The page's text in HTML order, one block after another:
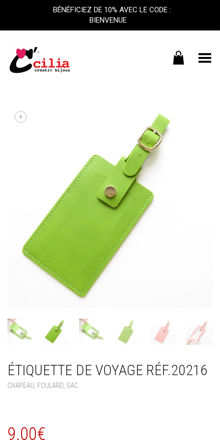
Basculer le menu
+
ÉTIQUETTE DE VOYAGE RÉF.20216
CHAPEAU, FOULARD, SAC
9.00€
BÉNÉFICIEZ DE 10% AVEC LE CODE :
BIENVENUE